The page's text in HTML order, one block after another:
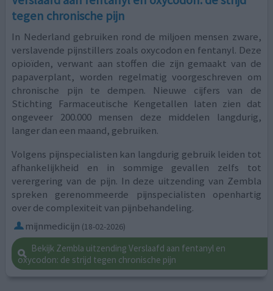
tegen chronische pijn
In Nederland gebruiken rond de miljoen mensen zware,
verslavende pijnstillers zoals oxycodon en fentanyl. Deze
opioïden, verwant aan stoffen die zijn gemaakt van de
papaverplant, worden regelmatig voorgeschreven om
chronische pijn te dempen. Nieuwe cijfers van de
Stichting Farmaceutische Kengetallen laten zien dat
ongeveer 200.000 mensen deze middelen langdurig,
langer dan een maand, gebruiken.
Volgens pijnspecialisten kan langdurig gebruik leiden tot
afhankelijkheid en in sommige gevallen zelfs tot
verergering van de pijn. In deze uitzending van Zembla
spreken gerenommeerde pijnspecialisten openhartig
over de complexiteit van pijnbehandeling.
mijnmedicijn (18-02-2026)
Bekijk Zembla uitzending Verslaafd aan fentanyl en
oxycodon: de strijd tegen chronische pijn